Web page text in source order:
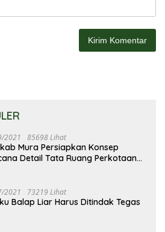
2021 85698 Lihat
Mura Persiapkan Konsep
Detail Tata Ruang Perkotaan
2021 73219 Lihat
Balap Liar Harus Ditindak Tegas